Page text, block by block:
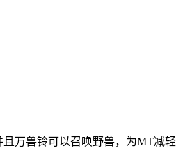
万兽铃可以召唤野兽，为MT减轻